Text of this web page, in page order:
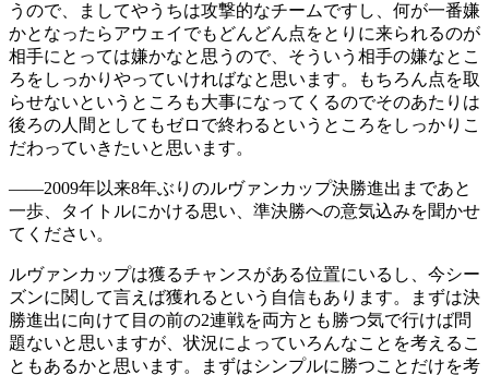
うので、ましてやうちは攻撃的なチームですし、何が一番嫌
かとなったらアウェイでもどんどん点をとりに来られるのが
相手にとっては嫌かなと思うので、そういう相手の嫌なとこ
ろをしっかりやっていければなと思います。もちろん点を取
らせないというところも大事になってくるのでそのあたりは
後ろの人間としてもゼロで終わるというところをしっかりこ
だわっていきたいと思います。
――2009年以来8年ぶりのルヴァンカップ決勝進出まであと
一歩、タイトルにかける思い、準決勝への意気込みを聞かせ
てください。
ルヴァンカップは獲るチャンスがある位置にいるし、今シー
ズンに関して言えば獲れるという自信もあります。まずは決
勝進出に向けて目の前の2連戦を両方とも勝つ気で行けば問
題ないと思いますが、状況によっていろんなことを考えるこ
ともあるかと思います。まずはシンプルに勝つことだけを考